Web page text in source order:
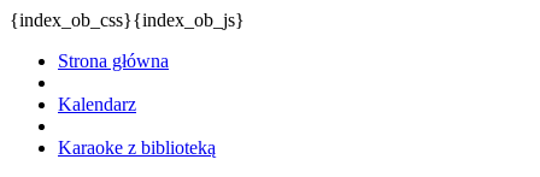
{index_ob_css}{index_ob_js}
Strona główna
Kalendarz
Karaoke z biblioteką